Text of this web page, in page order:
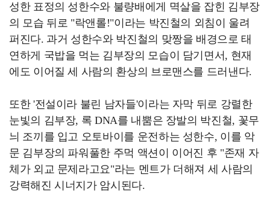
성한 표정의 성한수와 불량배에게 멱살을 잡힌 김부장
의 모습 뒤로 "락앤롤!"이라는 박진철의 외침이 울려
퍼진다. 과거 성한수와 박진철의 맞짱을 배경으로 태
연하게 국밥을 먹는 김부장의 모습이 담기면서, 현재
에도 이어질 세 사람의 환상의 브로맨스를 드러낸다.
또한 '전설이라 불린 남자들'이라는 자막 뒤로 강렬한
눈빛의 김부장, 록 DNA를 내뿜은 장발의 박진철, 꽃무
늬 조끼를 입고 오토바이를 운전하는 성한수, 이를 악
문 김부장의 파워풀한 주먹 액션이 이어진 후 "존재 자
체가 외교 문제라고요"라는 멘트가 더해져 세 사람의
강력해진 시너지가 암시된다.